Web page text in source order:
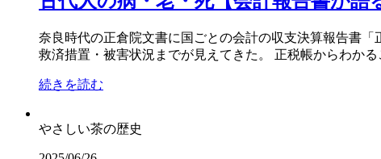
奈良時代の正倉院文書に国ごとの会計の収支決算報告書
救済措置・被害状況までが見えてきた。 正税帳からわか
続きを読む
やさしい茶の歴史